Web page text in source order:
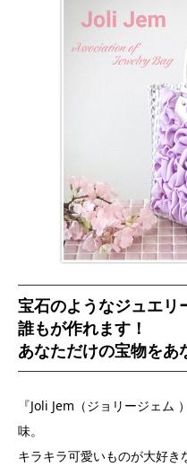
宝石のようなジュエリ
誰もが作れます！
あなただけの宝物をあ
『Joli Jem（ジョリージェム
味。
キラキラ可愛いものが大好